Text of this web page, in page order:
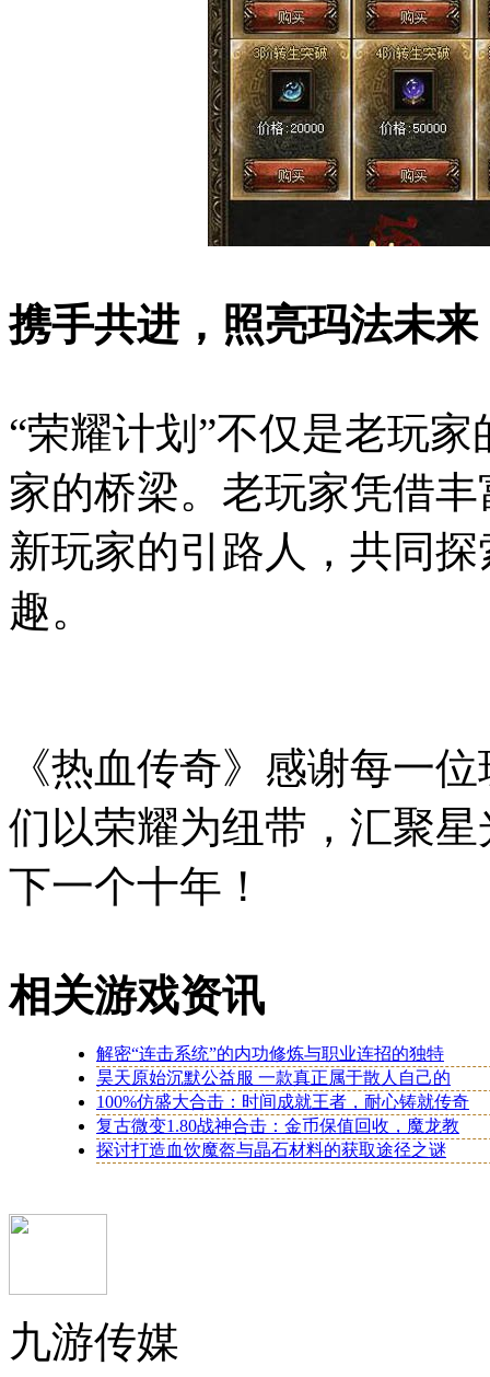
携手共进，照亮玛法未来
“荣耀计划”不仅是老玩
家的桥梁。老玩家凭借
新玩家的引路人，共同
趣。
《热血传奇》感谢每一
们以荣耀为纽带，汇聚
下一个十年！
相关游戏资讯
解密“连击系统”的内功修炼与职业连招的独特
昊天原始沉默公益服 一款真正属于散人自己的
100%仿盛大合击：时间成就王者，耐心铸就传奇
复古微变1.80战神合击：金币保值回收，魔龙教
探讨打造血饮魔盔与晶石材料的获取途径之谜
九游传媒